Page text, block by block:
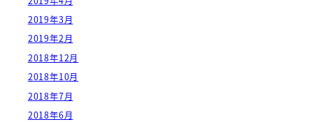
2019年3月
2019年2月
2018年12月
2018年10月
2018年7月
2018年6月